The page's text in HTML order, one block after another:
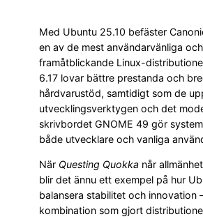
Med Ubuntu 25.10 befäster
en av de mest användarvänliga och
framåtblickande Linux-
6.17 lovar bättre prestanda och
hårdvarustöd, samtidigt som de
utvecklingsverktygen och det
skrivbordet GNOME 49 gör
både utvecklare och vanliga
När Questing Quokka når
blir det ännu ett exempel på hur
balansera stabilitet och innovation
kombination som gjort